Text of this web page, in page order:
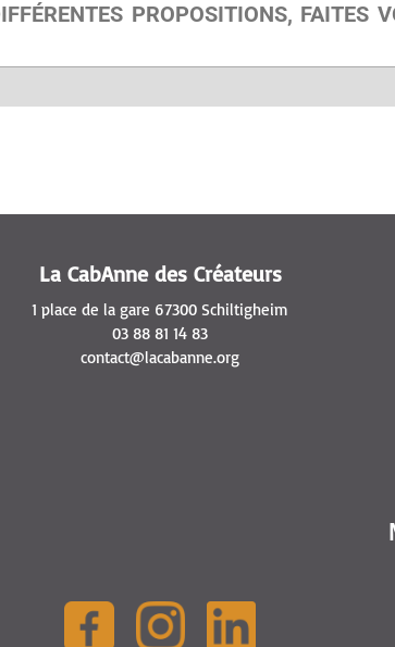
PROPOSITIONS, FAITES
La CabAnne des Créateurs
1 place de la gare 67300 Schiltigheim
03 88 81 14 83
contact@lacabanne.org